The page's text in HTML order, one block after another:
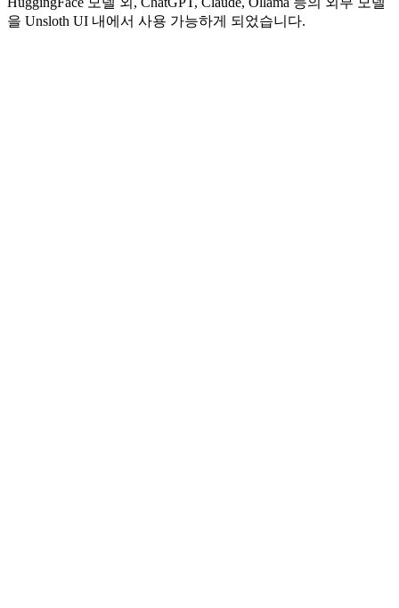
을 Unsloth UI 내에서 사용 가능하게 되었습니다.